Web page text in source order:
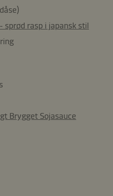
sprød rasp i japansk stil
Brygget Sojasauce